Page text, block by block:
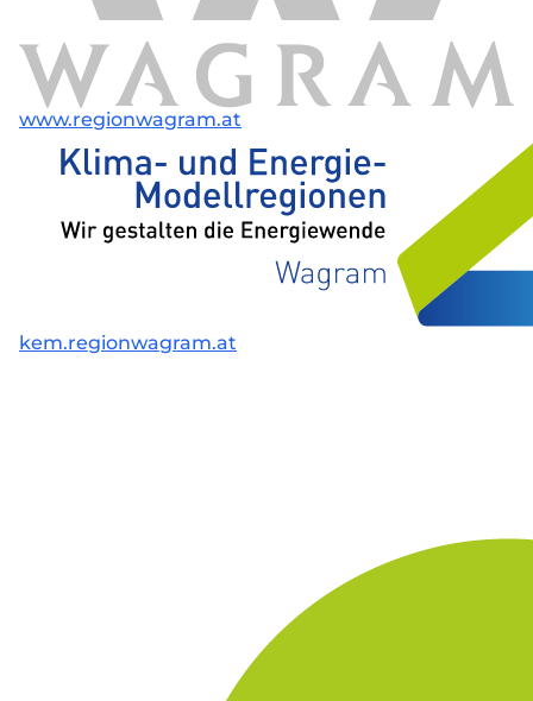
www.regionwagram.at
kem.regionwagram.at